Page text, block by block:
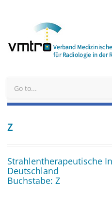
Z
Strahlentherapeutische
Deutschland
Buchstabe: Z